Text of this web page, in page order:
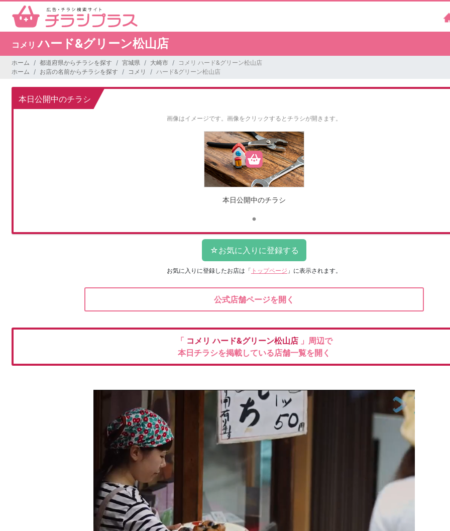
コメリハード&グリーン松山店
ホーム 都道府県からチラシを探す 宮城県 大崎市
コメリ ハード&グリーン松山店
ホーム
お店の名前からチラシを探す コメリ ハード&グリーン松山店
本日公開中のチラシ
画像はイメージです。 画像をクリックするとチラシが開きます。
本日公開中のチラシ
お気に入りに登録したお店は 「 トップページ 」に表示されます。
公式店舗ページを開く
「 コメリハード&グリーン松山店 」周辺で
本日チラシを掲載している店舗一覧を開く